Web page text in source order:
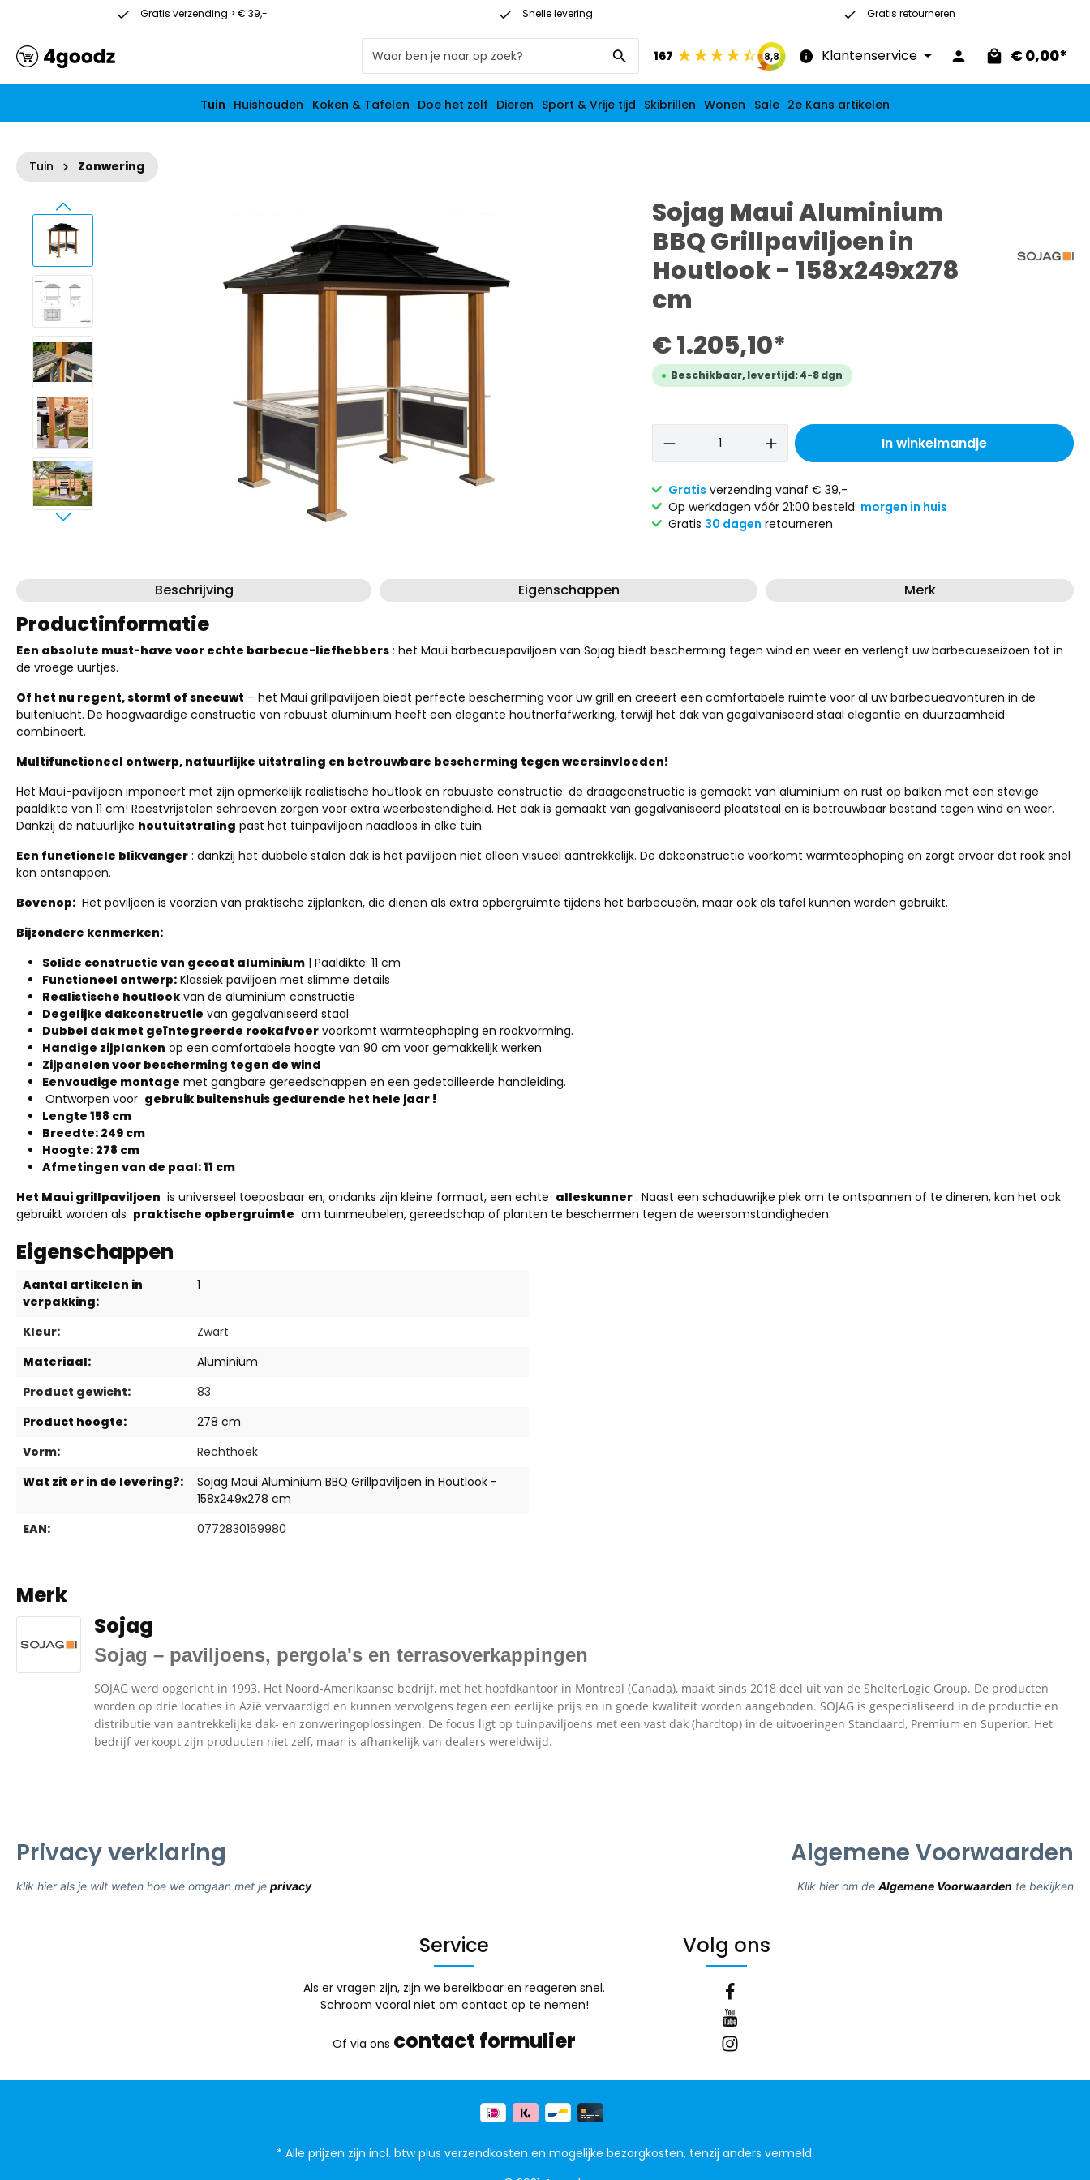
Gratis verzending > € 39,-
Snelle levering
Gratis retourneren
167 8,8 Klantenservice € 0,00*
Tuin Huishouden Koken & Tafelen Doe het zelf Dieren Sport & Vrije tijd Skibrillen Wonen Sale 2e Kans artikelen
Tuin Zonwering
Sojag Maui Aluminium
BBQ Grillpaviljoen in
Houtlook - 158x249x278
cm
€ 1.205,10*
Beschikbaar, levertijd: 4-8 dgn
In winkelmandje
Gratis verzending vanaf € 39,-
Op werkdagen vóór 21:00 besteld: morgen in huis
Gratis 30 dagen retourneren
Beschrijving Eigenschappen Merk
Productinformatie
Een absolute must-have voor echte barbecue-liefhebbers : het Maui barbecuepaviljoen van Sojag biedt bescherming tegen wind en weer en verlengt uw barbecueseizoen tot in
de vroege uurtjes.
Of het nu regent, stormt of sneeuwt – het Maui grillpaviljoen biedt perfecte bescherming voor uw grill en creëert een comfortabele ruimte voor al uw barbecueavonturen in de
buitenlucht. De hoogwaardige constructie van robuust aluminium heeft een elegante houtnerfafwerking, terwijl het dak van gegalvaniseerd staal elegantie en duurzaamheid
combineert.
Multifunctioneel ontwerp, natuurlijke uitstraling en betrouwbare bescherming tegen weersinvloeden!
Het Maui-paviljoen imponeert met zijn opmerkelijk realistische houtlook en robuuste constructie: de draagconstructie is gemaakt van aluminium en rust op balken met een stevige
paaldikte van 11 cm! Roestvrijstalen schroeven zorgen voor extra weerbestendigheid. Het dak is gemaakt van gegalvaniseerd plaatstaal en is betrouwbaar bestand tegen wind en weer.
Dankzij de natuurlijke houtuitstraling past het tuinpaviljoen naadloos in elke tuin.
Een functionele blikvanger : dankzij het dubbele stalen dak is het paviljoen niet alleen visueel aantrekkelijk. De dakconstructie voorkomt warmteophoping en zorgt ervoor dat rook snel
kan ontsnappen.
Bovenop: Het paviljoen is voorzien van praktische zijplanken, die dienen als extra opbergruimte tijdens het barbecueën, maar ook als tafel kunnen worden gebruikt.
Bijzondere kenmerken:
Solide constructie van gecoat aluminium | Paaldikte: 11 cm
Functioneel ontwerp: Klassiek paviljoen met slimme details
Realistische houtlook van de aluminium constructie
Degelijke dakconstructie van gegalvaniseerd staal
Dubbel dak met geïntegreerde rookafvoer voorkomt warmteophoping en rookvorming.
Handige zijplanken op een comfortabele hoogte van 90 cm voor gemakkelijk werken.
Zijpanelen voor bescherming tegen de wind
Eenvoudige montage met gangbare gereedschappen en een gedetailleerde handleiding.
Ontworpen voor gebruik buitenshuis gedurende het hele jaar !
Lengte 158 cm
Breedte: 249 cm
Hoogte: 278 cm
Afmetingen van de paal: 11 cm
Het Maui grillpaviljoen is universeel toepasbaar en, ondanks zijn kleine formaat, een echte alleskunner . Naast een schaduwrijke plek om te ontspannen of te dineren, kan het ook
gebruikt worden als praktische opbergruimte om tuinmeubelen, gereedschap of planten te beschermen tegen de weersomstandigheden.
Eigenschappen
Aantal artikelen in
verpakking:
1
Kleur:
Zwart
Materiaal:
Aluminium
Product gewicht:
83
Product hoogte:
278 cm
Vorm:
Rechthoek
Wat zit er in de levering?:
Sojag Maui Aluminium BBQ Grillpaviljoen in Houtlook -
158x249x278 cm
EAN:
0772830169980
Merk
Sojag
Sojag – paviljoens, pergola's en terrasoverkappingen
SOJAG werd opgericht in 1993. Het Noord-Amerikaanse bedrijf, met het hoofdkantoor in Montreal (Canada), maakt sinds 2018 deel uit van de ShelterLogic Group. De producten
worden op drie locaties in Azië vervaardigd en kunnen vervolgens tegen een eerlijke prijs en in goede kwaliteit worden aangeboden. SOJAG is gespecialiseerd in de productie en
distributie van aantrekkelijke dak- en zonweringoplossingen. De focus ligt op tuinpaviljoens met een vast dak (hardtop) in de uitvoeringen Standaard, Premium en Superior. Het
bedrijf verkoopt zijn producten niet zelf, maar is afhankelijk van dealers wereldwijd.
Privacy verklaring
klik hier als je wilt weten hoe we omgaan met je privacy
Algemene Voorwaarden
Klik hier om de Algemene Voorwaarden te bekijken
Volg ons
Service
Als er vragen zijn, zijn we bereikbaar en reageren snel.
Schroom vooral niet om contact op te nemen!
Of via ons contact formulier
* Alle prijzen zijn incl. btw plus verzendkosten en mogelijke bezorgkosten, tenzij anders vermeld.